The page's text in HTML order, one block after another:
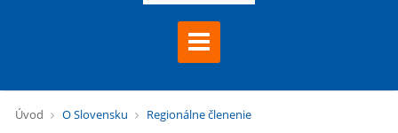
Úvod O Slovensku Regionálne členenie